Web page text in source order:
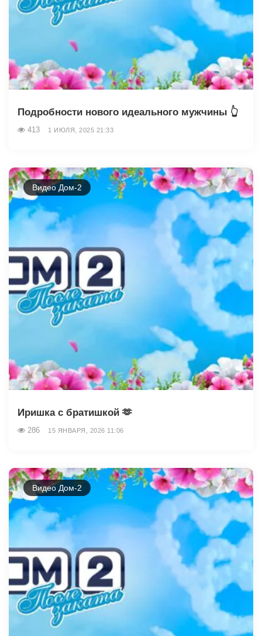
Подробности нового идеального мужчины 👆
413 1 ИЮЛЯ, 2025 21:33
Видео Дом-2
Иришка с братишкой 🫶
286 15 ЯНВАРЯ, 2026 11:06
Видео Дом-2